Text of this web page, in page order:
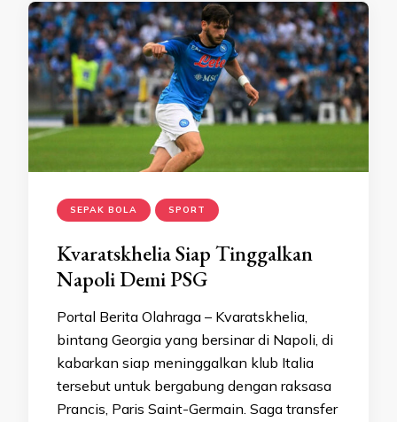
SEPAK BOLA SPORT
Kvaratskhelia Siap Tinggalkan
Napoli Demi PSG
Portal Berita Olahraga – Kvaratskhelia,
bintang Georgia yang bersinar di Napoli, di
kabarkan siap meninggalkan klub Italia
tersebut untuk bergabung dengan raksasa
Prancis, Paris Saint-Germain. Saga transfer